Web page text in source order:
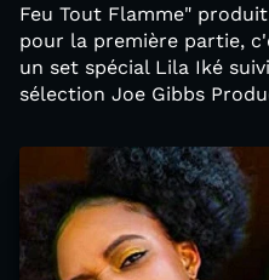
Feu Tout Flamme"
pour la première partie,
un set spécial Lila Iké
sélection Joe Gibbs